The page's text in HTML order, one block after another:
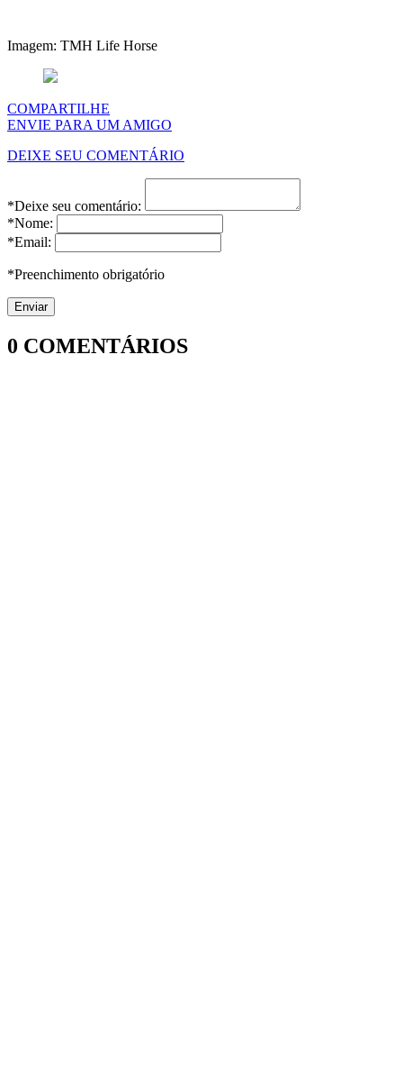
Imagem: TMH Life Horse
COMPARTILHE
ENVIE PARA UM AMIGO
DEIXE SEU COMENTÁRIO
*Deixe seu comentário:
*Nome:
*Email:
*Preenchimento obrigatório
0 COMENTÁRIOS